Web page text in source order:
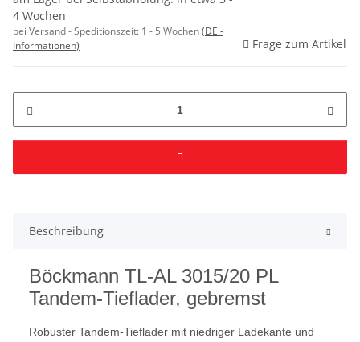
4 Wochen
bei Versand - Speditionszeit: 1 - 5 Wochen(DE -
Informationen)
Frage zum Artikel
Beschreibung
Böckmann TL-AL 3015/20 PL
Tandem-Tieflader, gebremst
Robuster Tandem-Tieflader mit niedriger Ladekante und